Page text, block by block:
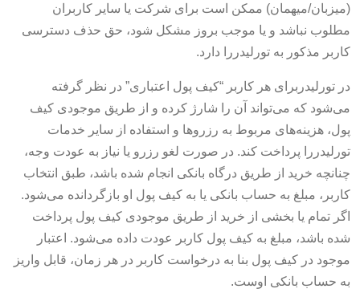
(میزبان/میهمان) ممکن است برای شرکت یا سایر کاربران
مطلوب نباشد و یا موجب بروز مشکل شود، حق حذف دسترسی
کاربر مذکور به تورلیدررا دارد.
در تورلیدربرای هر کاربر “کیف پول اعتباری” در نظر گرفته
می‌شود که می‌تواند آن را شارژ کرده و از طریق موجودی کیف
پول، هزینه‌های مربوط به رزروها و استفاده از سایر خدمات
تورلیدررا پرداخت کند. در صورت لغو رزرو یا نیاز به عودت وجه،
چنانچه خرید از طریق درگاه بانکی انجام شده باشد، طبق انتخاب
کاربر، مبلغ به حساب بانکی یا به کیف پول او بازگردانده می‌شود.
اگر تمام یا بخشی از خرید از طریق موجودی کیف پول پرداخت
شده باشد، مبلغ به کیف پول کاربر عودت داده می‌شود. اعتبار
موجود در کیف پول بنا به درخواست کاربر در هر زمان، قابل واریز
به حساب بانکی اوست.